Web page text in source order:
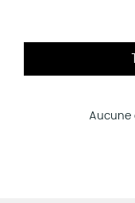
Aucune